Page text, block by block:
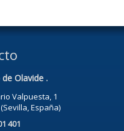
Olavide .
Valpuesta, 1
España)
401